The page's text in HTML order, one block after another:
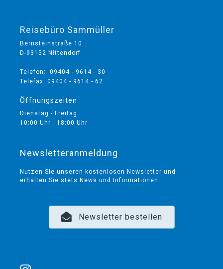
Reisebüro Sammüller
Bernsteinstraße 10
D-93152 Nittendorf
Telefon: 09404 - 9614 - 30
Telefax: 09404 - 9614 - 62
Öffnungszeiten
Dienstag - Freitag
10:00 Uhr - 18:00 Uhr
Newsletteranmeldung
Nutzen Sie unseren kostenlosen Newsletter und
erhalten Sie stets News und Informationen.
Newsletter bestellen